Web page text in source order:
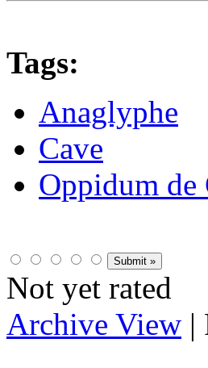
Tags:
Anaglyphe
Cave
Oppidum de
Not yet rated
Archive View |